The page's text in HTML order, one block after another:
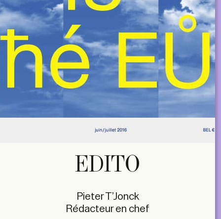
EDITO
Pieter T’Jonck
Rédacteur en chef